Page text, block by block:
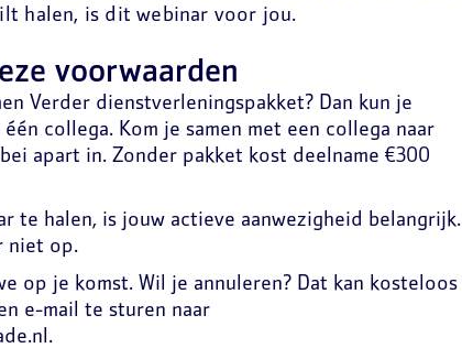
halen, is dit webinar voor jou.
voorwaarden
Verder dienstverleningspakket? Dan kun je
collega. Kom je samen met een collega naar
apart in. Zonder pakket kost deelname €300
te halen, is jouw actieve aanwezigheid belangrijk.
niet op.
op je komst. Wil je annuleren? Dat kan kosteloos
e-mail te sturen naar